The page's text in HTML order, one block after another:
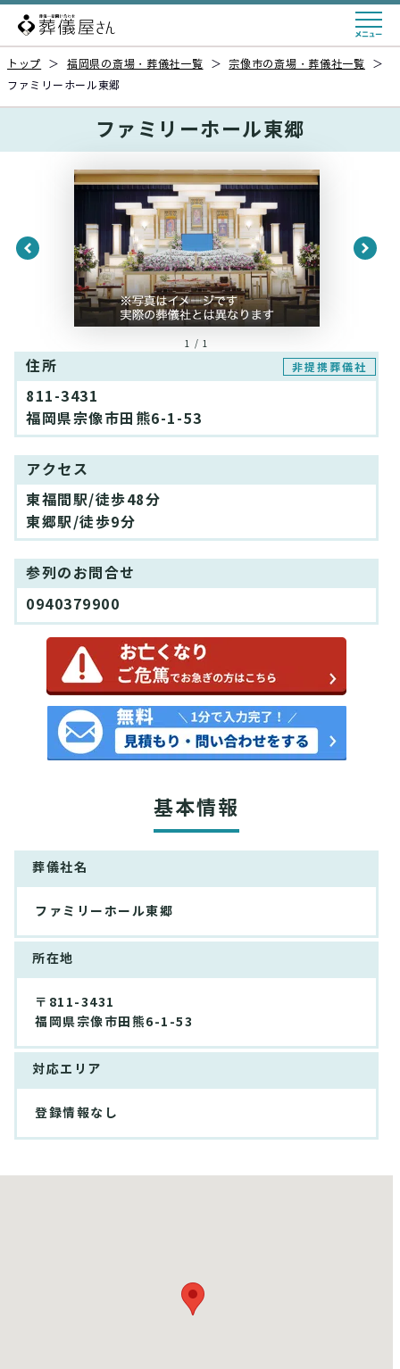
トップ ＞ 福岡県の斎場・葬儀社一覧 ＞ 宗像市の斎場・葬儀社一覧
＞
ファミリーホール東郷
ファミリーホール東郷
1 / 1
住所 非提携葬儀社
811-3431
福岡県宗像市田熊6-1-53
アクセス
東福間駅/徒歩48分
東郷駅/徒歩9分
参列のお問合せ
0940379900
基本情報
葬儀社名
ファミリーホール東郷
所在地
〒811-3431
福岡県宗像市田熊6-1-53
対応エリア
登録情報なし